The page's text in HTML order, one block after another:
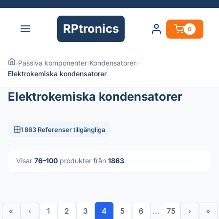
RPtronics 0
›Passiva komponenter›Kondensatorer›
Elektrokemiska kondensatorer
Elektrokemiska kondensatorer
1 863 Referenser tillgängliga
Visar 76–100 produkter från 1863
« ‹ 1 2 3 4 5 6 ... 75 › »